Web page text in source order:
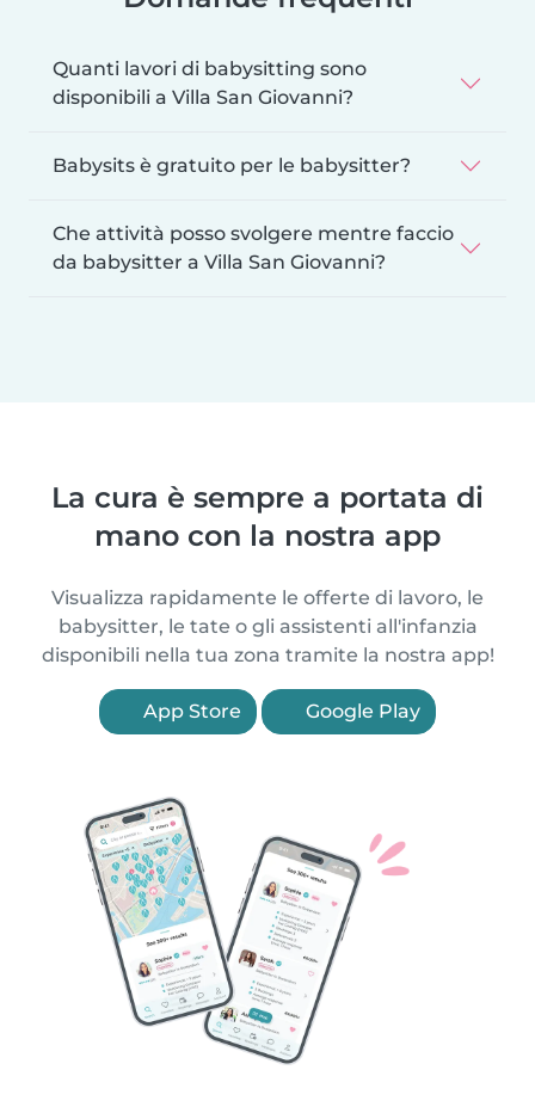
Quanti lavori di babysitting sono
disponibili a Villa San Giovanni?
Babysits è gratuito per le babysitter?
Che attività posso svolgere mentre faccio
da babysitter a Villa San Giovanni?
La cura è sempre a portata di
mano con la nostra app
Visualizza rapidamente le offerte di lavoro, le
babysitter, le tate o gli assistenti all'infanzia
disponibili nella tua zona tramite la nostra app!
App Store Google Play